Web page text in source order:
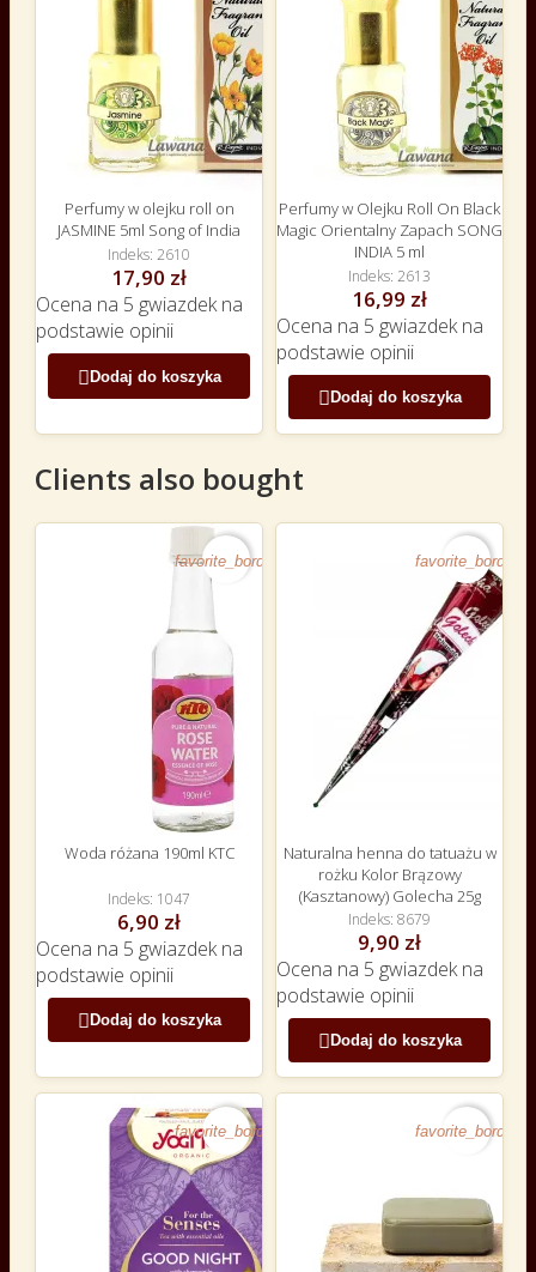
Perfumy w olejku roll on
JASMINE 5ml Song of India
Indeks 2610
17,90 zł
Ocena na 5 gwiazdek na
podstawie opinii
Dodaj do koszyka
Perfumy w Olejku Roll On Black
Magic Orientalny Zapach SONG
INDIA 5 ml
Indeks 2613
16,99 zł
Ocena na 5 gwiazdek na
podstawie opinii
 Dodaj do koszyka
Clients also bought
favorite_border
Woda różana 190ml KTC
Indeks 1047
6,90 zł
Ocena na 5 gwiazdek na
podstawie opinii
 Dodaj do koszyka
favorite_border
Naturalna henna do tatuażu w
rożku Kolor Brązowy
(Kasztanowy) Golecha 25g
Indeks 8679
9,90 zł
Ocena na 5 gwiazdek na
podstawie opinii
 Dodaj do koszyka
favorite_border favorite_border